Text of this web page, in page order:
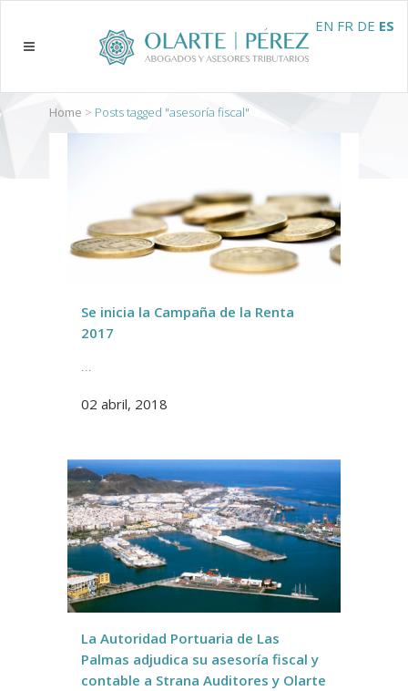
Home > Posts tagged "asesoría fiscal"
Se inicia la Campaña de la Renta
2017
...
02 abril, 2018
La Autoridad Portuaria de Las
Palmas adjudica su asesoría fiscal y
contable a Strana Auditores y Olarte
EN FR DE ES